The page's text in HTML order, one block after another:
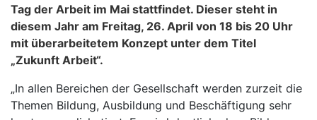
Tag der Arbeit im Mai stattfindet. Dieser steht in
diesem Jahr am Freitag, 26. April von 18 bis 20 Uhr
mit überarbeitetem Konzept unter dem Titel
„Zukunft Arbeit“.
„In allen Bereichen der Gesellschaft werden zurzeit die
Themen Bildung, Ausbildung und Beschäftigung sehr